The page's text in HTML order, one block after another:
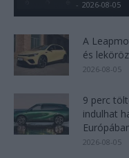
- 2026-08-05
A
és
2026-08-05
9 perc
indulhat
2026-08-05